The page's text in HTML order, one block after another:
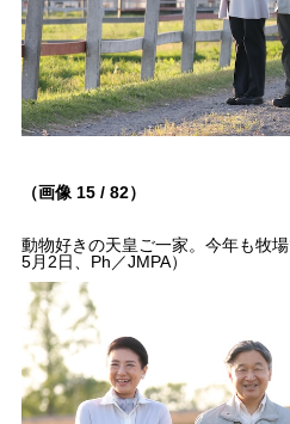
（画像 15 / 82）
動物好きの天皇ご一家。今年も牧
5月2日、Ph／JMPA）